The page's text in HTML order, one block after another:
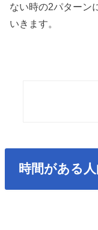
ない時の2パターン
いきます。
時間がある